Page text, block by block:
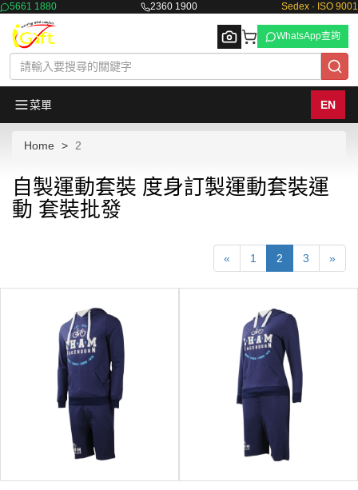
5661 1880 2360 1900 Sedex · ISO 9001
WhatsApp查詢
菜單 EN
Home 2
自製運動套裝 度身訂製運動套裝運
動 套裝批發
« 1 2 3 »